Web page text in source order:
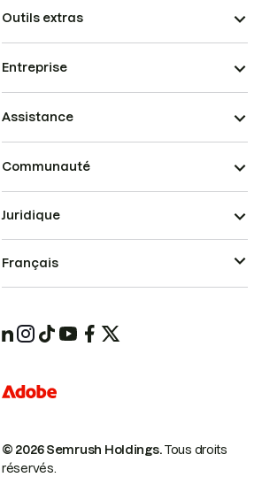
Outils extras
Entreprise
Assistance
Communauté
© 2026 Semrush Holdings.Tous droits
réservés.
Juridique
Français